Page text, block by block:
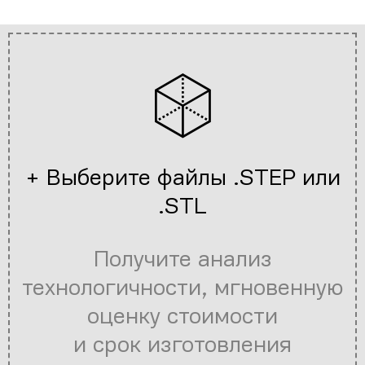
+ Выберите файлы .STEP или
.STL
Получите анализ
технологичности, мгновенную
оценку стоимости
и срок изготовления